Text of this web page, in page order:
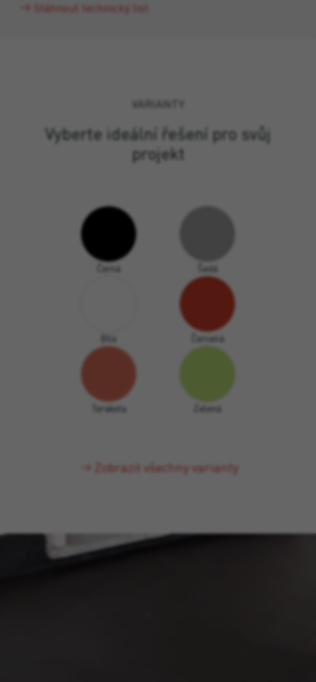
Stáhnout technický list
VARIANTY
Vyberte ideální řešení pro svůj
projekt
Černá Šedá
Červená
Terakota Zelená
Zobrazit všechny varianty